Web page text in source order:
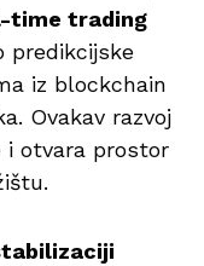
time trading
predikcijske
iz blockchain
Ovakav razvoj
i otvara prostor